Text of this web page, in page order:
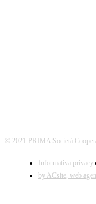
© 2021 PRIMA Società
Informativa privacy
by ACsite, web